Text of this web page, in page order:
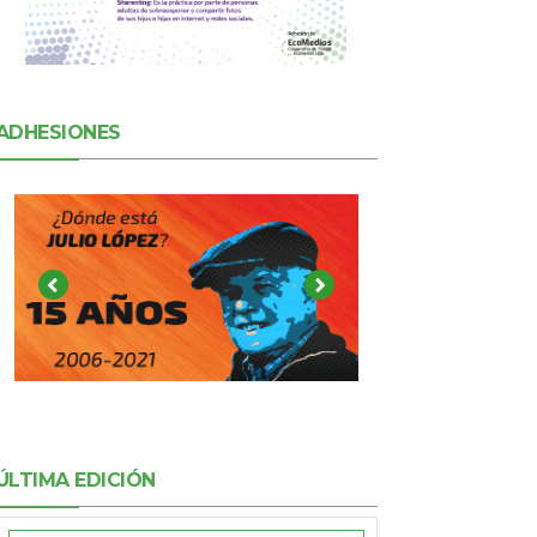
EDICIÓN